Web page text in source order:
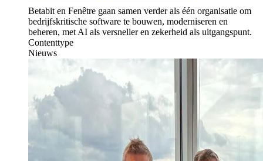
Betabit en Fenêtre gaan samen verder als één organisatie om
bedrijfskritische software te bouwen, moderniseren en
beheren, met AI als versneller en zekerheid als uitgangspunt.
Contenttype
Nieuws